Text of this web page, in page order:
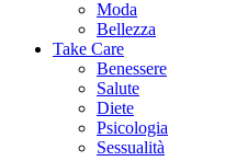
Moda
Bellezza
Take Care
Benessere
Salute
Diete
Psicologia
Sessualità